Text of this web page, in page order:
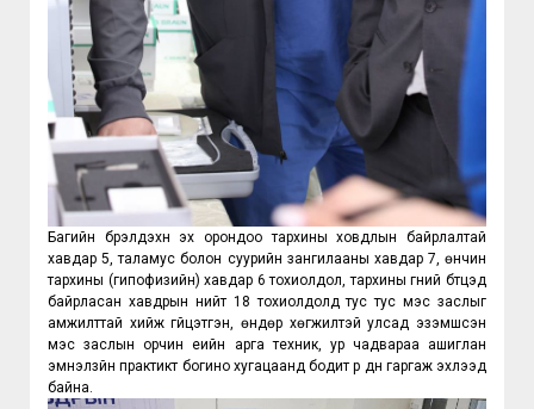
Багийн бүрэлдэхүүн эх орондоо тархины ховдлын байрлалтай
хавдар 5, таламус болон суурийн зангилааны хавдар 7, өнчин
тархины (гипофизийн) хавдар 6 тохиолдол, тархины гүний бүтцэд
байрласан хавдрын нийт 18 тохиолдолд тус тус мэс заслыг
амжилттай хийж гүйцэтгэн, өндөр хөгжилтэй улсад эзэмшсэн
мэс заслын орчин үеийн арга техник, ур чадвараа ашиглан
эмнэлзүйн практикт богино хугацаанд бодит үр дүн гаргаж эхлээд
байна.